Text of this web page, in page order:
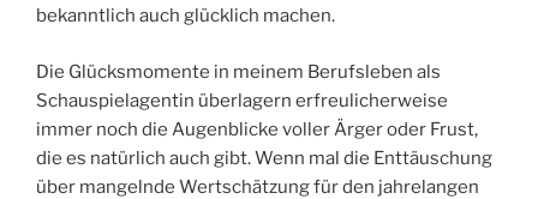
bekanntlich auch glücklich machen.
Die Glücksmomente in meinem Berufsleben als
Schauspielagentin überlagern erfreulicherweise
immer noch die Augenblicke voller Ärger oder Frust,
die es natürlich auch gibt. Wenn mal die Enttäuschung
über mangelnde Wertschätzung für den jahrelangen